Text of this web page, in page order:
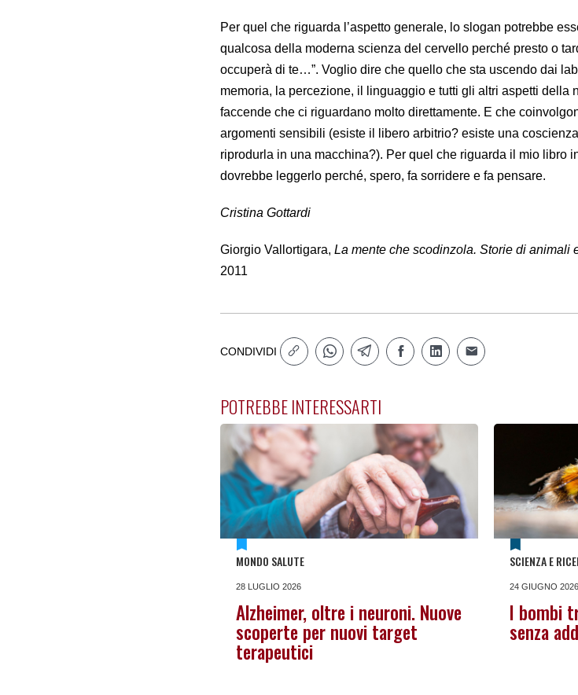
Per quel che riguarda l’aspetto generale, lo slogan potrebbe
qualcosa della moderna scienza del cervello perché presto o
occuperà di te…”. Voglio dire che quello che sta uscendo dai
memoria, la percezione, il linguaggio e tutti gli altri aspetti della
faccende che ci riguardano molto direttamente. E che
argomenti sensibili (esiste il libero arbitrio? esiste una
riprodurla in una macchina?). Per quel che riguarda il mio libro
dovrebbe leggerlo perché, spero, fa sorridere e fa pensare.
Cristina Gottardi
Giorgio Vallortigara, La mente che scodinzola. Storie di animali
2011
CONDIVIDI
POTREBBE INTERESSARTI
MONDO SALUTE
28 LUGLIO 2026
Alzheimer, oltre i neuroni. Nuove
scoperte per nuovi target
terapeutici
SCIENZA E
24 GIUGNO 2026
I bombi
senza